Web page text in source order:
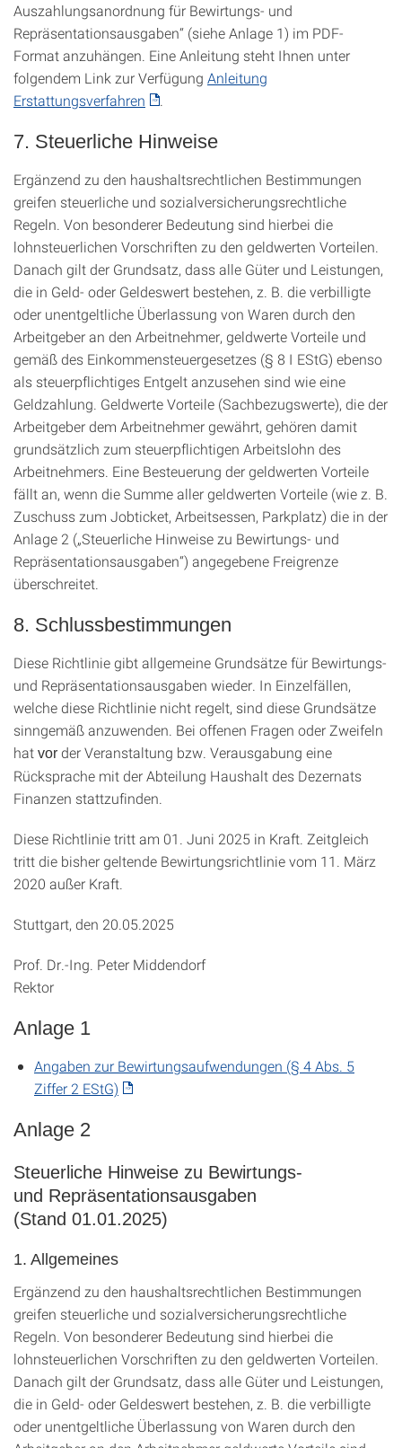
Auszahlungsanordnung für Bewirtungs- und
Repräsentationsausgaben“ (siehe Anlage 1) im PDF-
Format anzuhängen. Eine Anleitung steht Ihnen unter
folgendem Link zur Verfügung Anleitung
Erstattungsverfahren
7. Steuerliche Hinweise
Ergänzend zu den haushaltsrechtlichen Bestimmungen
greifen steuerliche und sozialversicherungsrechtliche
Regeln. Von besonderer Bedeutung sind hierbei die
lohnsteuerlichen Vorschriften zu den geldwerten Vorteilen.
Danach gilt der Grundsatz, dass alle Güter und Leistungen,
die in Geld- oder Geldeswert bestehen, z. B. die verbilligte
oder unentgeltliche Überlassung von Waren durch den
Arbeitgeber an den Arbeitnehmer, geldwerte Vorteile und
gemäß des Einkommensteuergesetzes (§ 8 I EStG) ebenso
als steuerpflichtiges Entgelt anzusehen sind wie eine
Geldzahlung. Geldwerte Vorteile (Sachbezugswerte), die der
Arbeitgeber dem Arbeitnehmer gewährt, gehören damit
grundsätzlich zum steuerpflichtigen Arbeitslohn des
Arbeitnehmers. Eine Besteuerung der geldwerten Vorteile
fällt an, wenn die Summe aller geldwerten Vorteile (wie z. B.
Zuschuss zum Jobticket, Arbeitsessen, Parkplatz) die in der
Anlage 2 („Steuerliche Hinweise zu Bewirtungs- und
Repräsentationsausgaben“) angegebene Freigrenze
überschreitet.
8. Schlussbestimmungen
Diese Richtlinie gibt allgemeine Grundsätze für Bewirtungs-
und Repräsentationsausgaben wieder. In Einzelfällen,
welche diese Richtlinie nicht regelt, sind diese Grundsätze
sinngemäß anzuwenden. Bei offenen Fragen oder Zweifeln
hat vor der Veranstaltung bzw. Verausgabung eine
Rücksprache mit der Abteilung Haushalt des Dezernats
Finanzen stattzufinden.
Diese Richtlinie tritt am 01. Juni 2025 in Kraft. Zeitgleich
tritt die bisher geltende Bewirtungsrichtlinie vom 11. März
2020 außer Kraft.
Stuttgart, den 20.05.2025
Prof. Dr.-Ing. Peter Middendorf
Rektor
Anlage 1
Angaben zur Bewirtungsaufwendungen (§ 4 Abs. 5
Ziffer 2 EStG)
Anlage 2
Steuerliche Hinweise zu Bewirtungs-
und Repräsentationsausgaben
(Stand 01.01.2025)
1. Allgemeines
Ergänzend zu den haushaltsrechtlichen Bestimmungen
greifen steuerliche und sozialversicherungsrechtliche
Regeln. Von besonderer Bedeutung sind hierbei die
lohnsteuerlichen Vorschriften zu den geldwerten Vorteilen.
Danach gilt der Grundsatz, dass alle Güter und Leistungen,
die in Geld- oder Geldeswert bestehen, z. B. die verbilligte
oder unentgeltliche Überlassung von Waren durch den